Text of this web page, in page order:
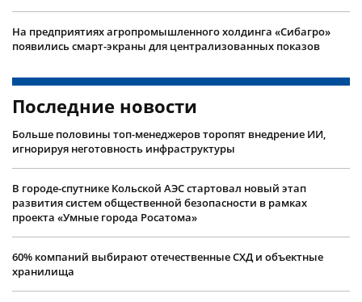
На предприятиях агропромышленного холдинга «Сибагро»
появились смарт-экраны для централизованных показов
Последние новости
Больше половины топ-менеджеров торопят внедрение ИИ,
игнорируя неготовность инфраструктуры
В городе-спутнике Кольской АЭС стартовал новый этап
развития систем общественной безопасности в рамках
проекта «Умные города Росатома»
60% компаний выбирают отечественные СХД и объектные
хранилища